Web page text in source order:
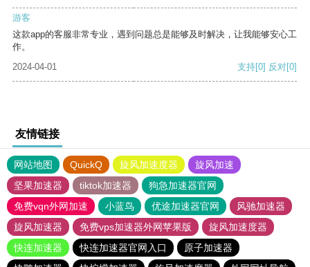
游客
这款app的客服非常专业，遇到问题总是能够及时解决，让我能够安心工
作。
2024-04-01
支持[0] 反对[0]
友情链接
网站地图 QuickQ 旋风加速度器
旋风加速
坚果加速器
tiktok加速器
狗急加速器官网
免费vqn外网加速
小蓝鸟 优途加速器官网
风驰加速器
旋风加速器
免费vps加速器外网苹果版
旋风加速度器
快连加速器
快连加速器官网入口
原子加速器